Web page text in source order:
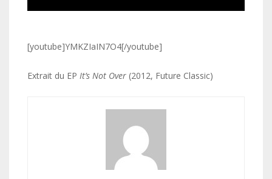
[youtube]YMKZIaIN7O4[/youtube]
Extrait du EP It’s Not Over (2012, Future Classic)